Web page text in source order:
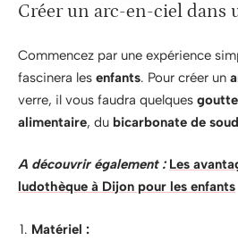
Créer un arc-en-ciel dans
Commencez par une expérience
fascinera les enfants. Pour créer un
verre, il vous faudra quelques
alimentaire, du bicarbonate de
A découvrir également : Les
ludothèque à Dijon pour les enfants
Matériel :